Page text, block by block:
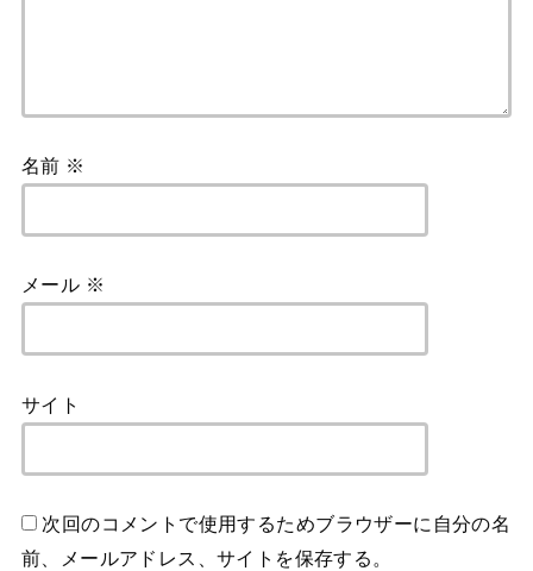
名前 ※
メール ※
サイト
次回のコメントで使用するためブラウザーに自分の名
前、メールアドレス、サイトを保存する。